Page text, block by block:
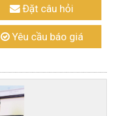
Đặt câu hỏi
Yêu cầu báo giá